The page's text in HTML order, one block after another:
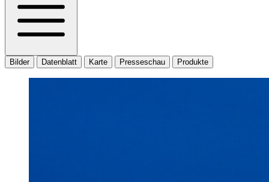
Bilder Datenblatt Karte Presseschau Produkte